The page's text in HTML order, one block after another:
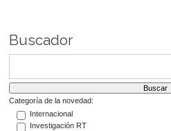
Buscador
Categoría de la novedad:
Internacional
Investigación RT